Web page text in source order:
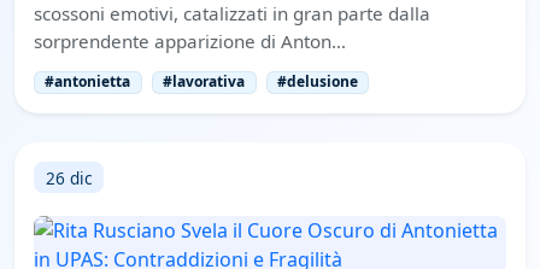
scossoni emotivi, catalizzati in gran parte dalla
sorprendente apparizione di Anton…
#antonietta #lavorativa #delusione
26 dic